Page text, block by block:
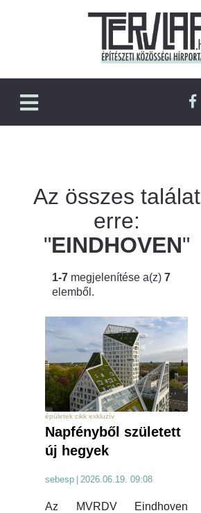
Az összes találat
erre:
"EINDHOVEN"
1-7 megjelenítése a(z) 7
elemből.
épületek cikk exkluzív
Napfényből született
új hegyek
sebesp 2026.06.19. 09:08
Az MVRDV Eindhoven